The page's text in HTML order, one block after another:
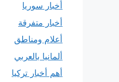
أخبار سوريا
أخبار متفرقة
أعلام ومناطق
ألمانيا بالعربي
أهم أخبار تركيا